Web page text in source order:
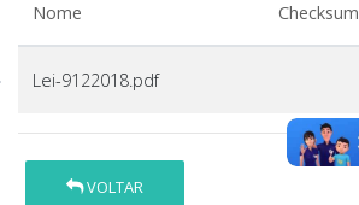
Nome Checksum
Lei-9122018.pdf
VOLTAR